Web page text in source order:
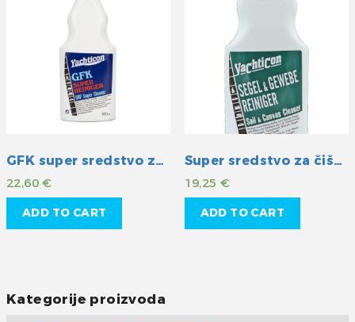
GFK super sredstvo za čišćenje
22,60€
ADD TO CART
Super sredstvo za čišćenje jedara i platna
19,25€
ADD TO CART
Kategorije proizvoda